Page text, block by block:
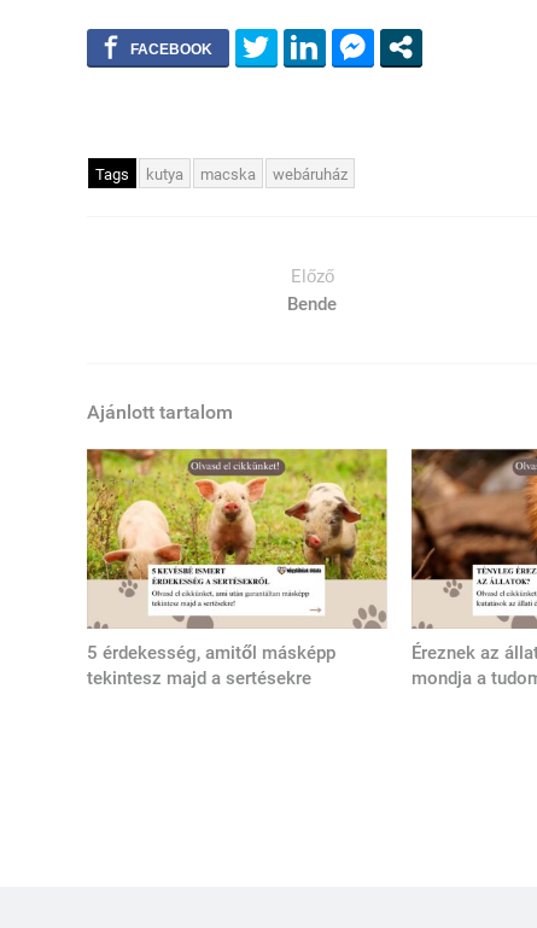
Tags kutya macska webáruház
Előző
Bende
Ajánlott tartalom
5 érdekesség, amitől másképp
tekintesz majd a sertésekre
Éreznek az
mondja a